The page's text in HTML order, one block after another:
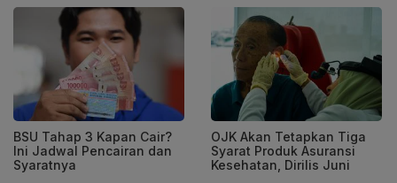
BSU Tahap 3 Kapan Cair?
Ini Jadwal Pencairan dan
Syaratnya
OJK Akan Tetapkan Tiga
Syarat Produk Asuransi
Kesehatan, Dirilis Juni